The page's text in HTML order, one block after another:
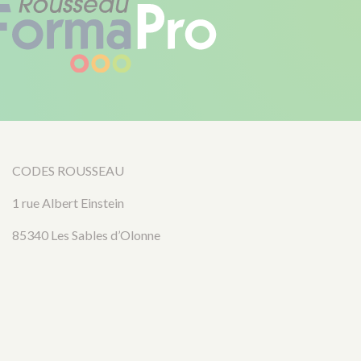
CODES ROUSSEAU
1 rue Albert Einstein
85340 Les Sables d’Olonne